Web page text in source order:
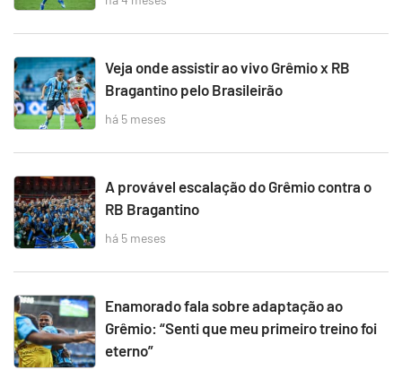
Veja onde assistir ao vivo Grêmio x RB
Bragantino pelo Brasileirão
há 5 meses
A provável escalação do Grêmio contra o
RB Bragantino
há 5 meses
Enamorado fala sobre adaptação ao
Grêmio: “Senti que meu primeiro treino foi
eterno”